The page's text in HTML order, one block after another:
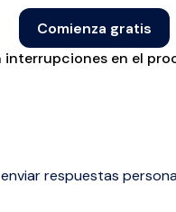
Comienza gratis
interrupciones en el
respuestas